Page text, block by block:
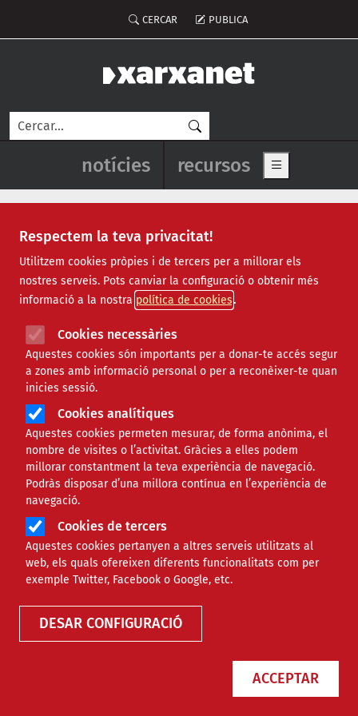
Respectem la teva privacitat!
Utilitzem cookies pròpies i de tercers per a millorar els
nostres serveis. Pots canviar la configuració o obtenir més
informació a la nostra política de cookies
Cookies necessàries
Aquestes cookies són importants per a donar-te accés segur
a zones amb informació personal o per a reconèixer-te quan
inicies sessió.
Cookies analítiques
Aquestes cookies permeten mesurar, de forma anònima, el
nombre de visites o l’activitat. Gràcies a elles podem
millorar constantment la teva experiència de navegació.
Podràs disposar d’una millora contínua en l’experiència de
navegació.
Cookies de tercers
Aquestes cookies pertanyen a altres serveis utilitzats al
web, els quals ofereixen diferents funcionalitats com per
exemple Twitter, Facebook o Google, etc.
DESAR CONFIGURACIÓ
ACCEPTAR
Menú del compte d'usuari
CERCAR PUBLICA
Cerca
Navegació principal de
notícies recursos Show main
Recursos
Tots | Econòmic | Jurídic | Projectes | Tecnològic |
Formació | Finançament | Biblioteca |
Ofertes de feina
Webinars
Àmbit
Documents per a aprofundir
en les problemàtiques de la
infància
Comparteix
F
a
X Compartir en altres xarxes socials
02/06/2023